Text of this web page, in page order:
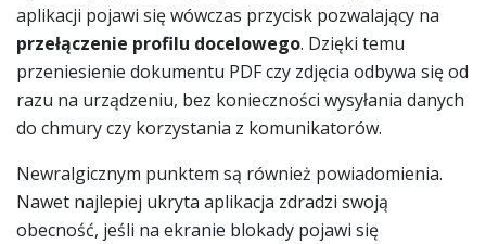
aplikacji pojawi się wówczas przycisk pozwalający na
przełączenie profilu docelowego. Dzięki temu
przeniesienie dokumentu PDF czy zdjęcia odbywa się od
razu na urządzeniu, bez konieczności wysyłania danych
do chmury czy korzystania z komunikatorów.
Newralgicznym punktem są również powiadomienia.
Nawet najlepiej ukryta aplikacja zdradzi swoją
obecność, jeśli na ekranie blokady pojawi się